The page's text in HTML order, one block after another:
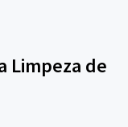
Limpeza de